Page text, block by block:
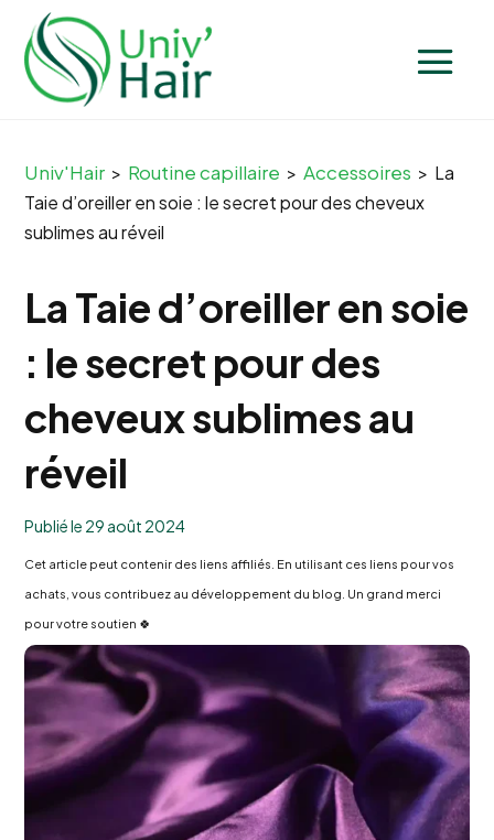
Univ'Hair > Routine capillaire >Accessoires > La
Taie d’oreiller en soie : le secret pour des cheveux
sublimes au réveil
La Taie d’oreiller en soie
: le secret pour des
cheveux sublimes au
réveil
Publié le 29 août 2024
Cet article peut contenir des liens affiliés. En utilisant ces liens pour vos
achats, vous contribuez au développement du blog. Un grand merci
pour votre soutien 🍀